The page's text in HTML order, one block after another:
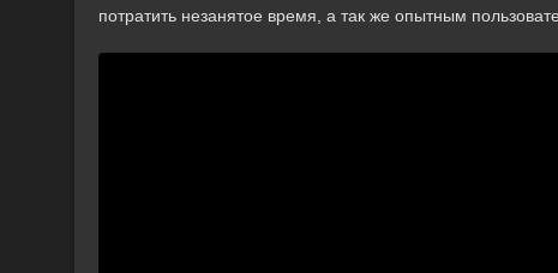
потратить незанятое время, а так же опытным